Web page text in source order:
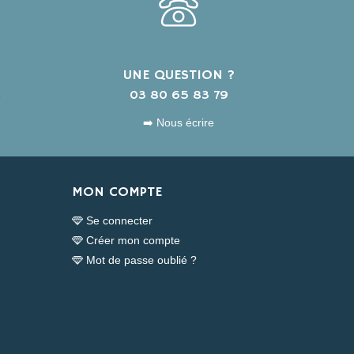
UNE QUESTION ?
03 80 65 83 79
➡️ Nous écrire
MON COMPTE
Se connecter
Créer mon compte
Mot de passe oublié ?